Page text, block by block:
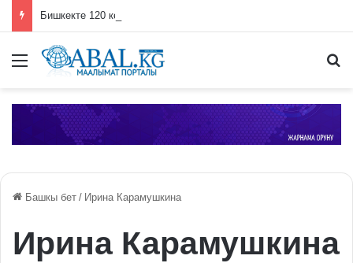
Бишкекте 120 көчөдө жол оңдоо иштери жүрүп жатат
Меню
Башкы бет / Ирина Карамушкина
Ирина Карамушкина